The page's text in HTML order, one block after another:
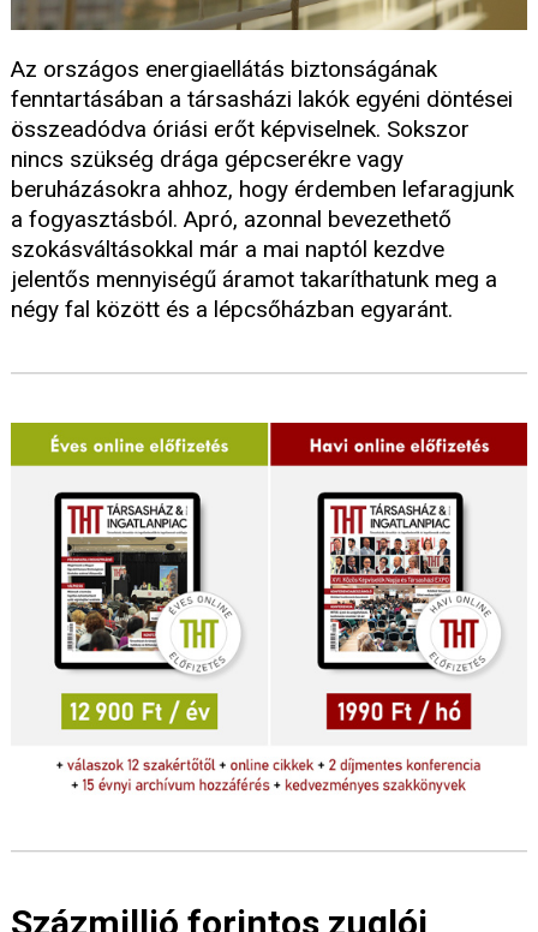
Az országos energiaellátás biztonságának
fenntartásában a társasházi lakók egyéni döntései
összeadódva óriási erőt képviselnek. Sokszor
nincs szükség drága gépcserékre vagy
beruházásokra ahhoz, hogy érdemben lefaragjunk
a fogyasztásból. Apró, azonnal bevezethető
szokásváltásokkal már a mai naptól kezdve
jelentős mennyiségű áramot takaríthatunk meg a
négy fal között és a lépcsőházban egyaránt.
Százmillió forintos zuglói